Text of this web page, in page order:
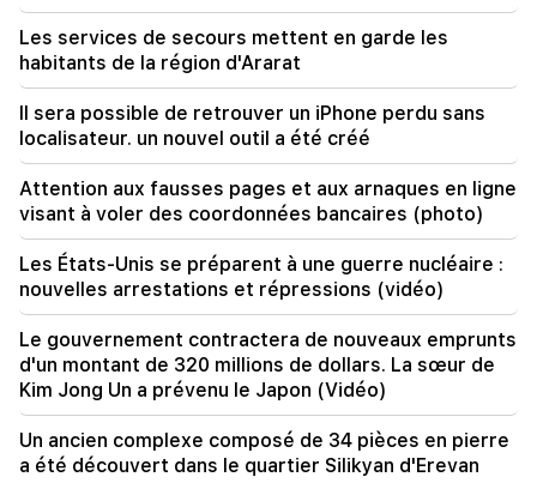
11:01
Un homme est mort alors qu'il tentait de faire du
parapente du Maroc à Ceuta
10:20
Abelardo de la Espriella a officiellement assumé
le poste de président de la Colombie
10:02
Gustavo Petro a quitté le poste de président de
la Colombie
09:55
"Publication". Combien d’argent les femmes
ministres et leurs maris gagnent-ils ?
09:38
Pashinyan a lancé une chasse aux
sympathisants de Tsarukyan. "Publication"
Les services de secours mettent en garde les
habitants de la région d'Ararat
Il sera possible de retrouver un iPhone perdu sans
localisateur. un nouvel outil a été créé
Attention aux fausses pages et aux arnaques en ligne
visant à voler des coordonnées bancaires (photo)
Les États-Unis se préparent à une guerre nucléaire :
nouvelles arrestations et répressions (vidéo)
Le gouvernement contractera de nouveaux emprunts
d'un montant de 320 millions de dollars. La sœur de
Kim Jong Un a prévenu le Japon (Vidéo)
Un ancien complexe composé de 34 pièces en pierre
a été découvert dans le quartier Silikyan d'Erevan